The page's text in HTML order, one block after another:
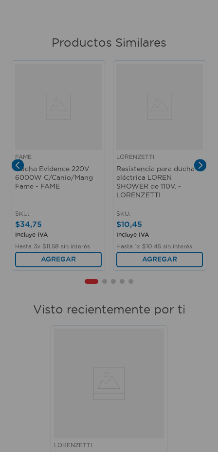
Productos Similares
FAME
Ducha Evidence 220V
6000W C/Canio/Mang
Fame - FAME
SKU:
$34,75
Incluye IVA
Hasta 3x $11 58 sin interés
AGREGAR
LORENZETTI
Resistencia para ducha
eléctrica LOREN
SHOWER de 110V. -
LORENZETTI
SKU:
$10,45
Incluye IVA
Hasta 1x $10 45 sin interés
AGREGAR
Visto recientemente por ti
LORENZETTI